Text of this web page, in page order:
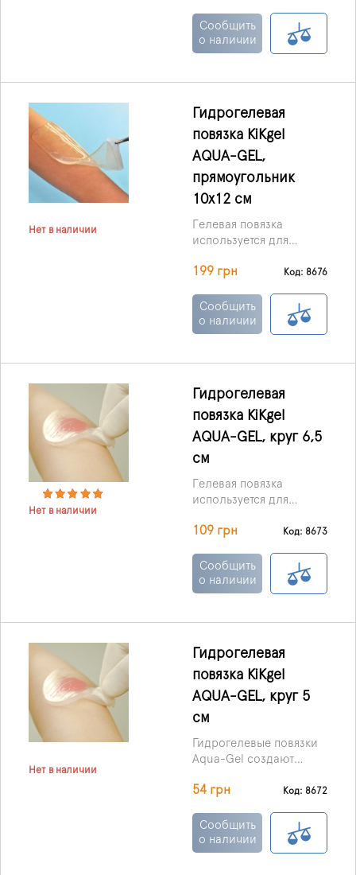
которые плохо
заживают.
Сообщить
о наличии
Нет в наличии
Гидрогелевая
повязка KiKgеl
AQUA-GEL,
прямоугольник
10х12 см
Гелевая повязка
используется для
ожоговых ран,
которые плохо
заживают.
199 грн Код: 8676
Сообщить
о наличии
Нет в наличии
Гидрогелевая
повязка KiKgеl
AQUA-GEL, круг 6,5
см
Гелевая повязка
используется для
ожоговых ран,
которые плохо
заживают.
109 грн Код: 8673
Сообщить
о наличии
Нет в наличии
Гидрогелевая
повязка KiKgеl
AQUA-GEL, круг 5
см
Гидрогелевые повязки
Aqua-Gel создают
барьер против
среды , но при этом
позволяют проникать
кислороду и
54 грн Код: 8672
Сообщить
о наличии